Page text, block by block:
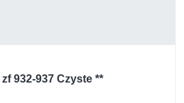
932-937 Czyste **